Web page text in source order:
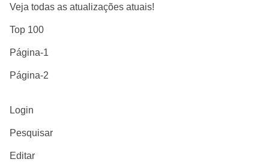
Veja todas as atualizações atuais!
Top 100
Página-1
Página-2
Login
Pesquisar
Editar